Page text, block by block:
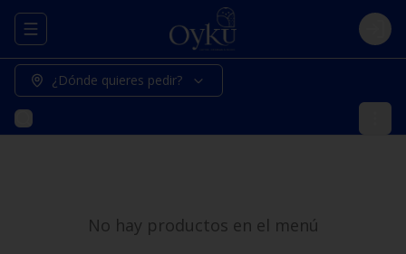
Abrir menu de navegación Login
¿Dónde quieres pedir?
No hay productos en el menú